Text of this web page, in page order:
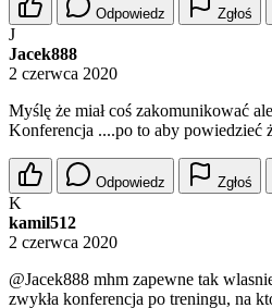
Odpowiedz Zgłoś
J
Jacek888
2 czerwca 2020
Myślę że miał coś zakomunikować
Konferencja ....po to aby powiedzieć
Odpowiedz Zgłoś
K
kamil512
2 czerwca 2020
@Jacek888 mhm zapewne tak
zwykła konferencja po treningu, na